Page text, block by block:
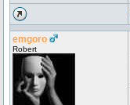
emgoro
Robert